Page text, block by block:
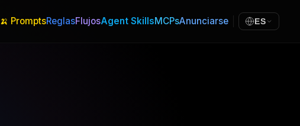
🍌 PromptsReglasFlujosAgent SkillsMCPsAnunciarse ES